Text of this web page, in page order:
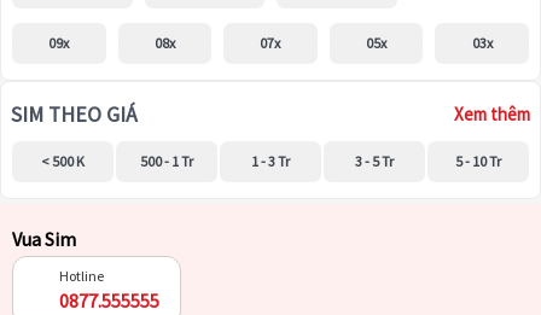
09x 08x 07x 05x 03x
SIM THEO GIÁ Xem thêm
< 500 K 500 - 1 Tr 1 - 3 Tr 3 - 5 Tr 5 - 10 Tr
Vua Sim
Hotline
0877.555555